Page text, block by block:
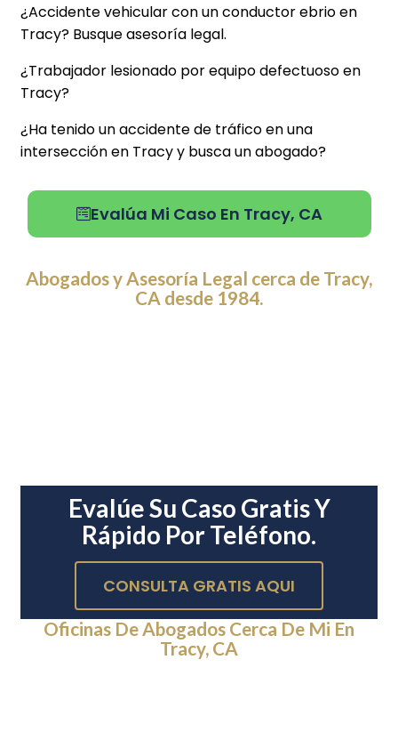
¿Accidente vehicular con un conductor ebrio en
Tracy? Busque asesoría legal.
¿Trabajador lesionado por equipo defectuoso en
Tracy?
¿Ha tenido un accidente de tráfico en una
intersección en Tracy y busca un abogado?
Evalúa Mi Caso En Tracy, CA
Abogados y Asesoría Legal cerca de Tracy,
CA desde 1984.
Evalúe Su Caso Gratis Y
Rápido Por Teléfono.
CONSULTA GRATIS AQUI
Oficinas De Abogados Cerca De Mi En
Tracy, CA